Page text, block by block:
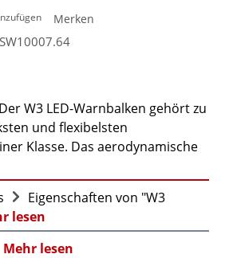
Merken
SW10007.64
Der W3 LED-Warnbalken gehört zu
und flexibelsten
Klasse. Das aerodynamische
Eigenschaften von "W3
lesen
Mehr lesen